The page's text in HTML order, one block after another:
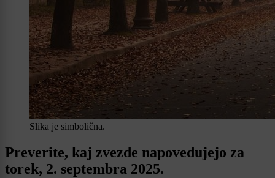
Slika je simbolična.
Preverite, kaj zvezde napovedujejo za
torek, 2. septembra 2025.